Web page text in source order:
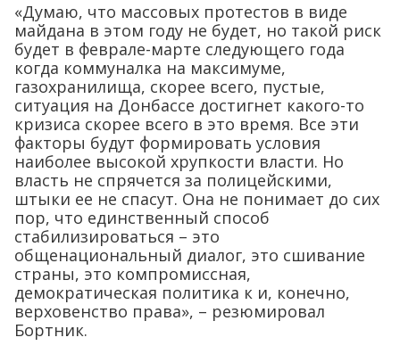
«Думаю, что массовых протестов в виде
майдана в этом году не будет, но такой риск
будет в феврале-марте следующего года
когда коммуналка на максимуме,
газохранилища, скорее всего, пустые,
ситуация на Донбассе достигнет какого-то
кризиса скорее всего в это время. Все эти
факторы будут формировать условия
наиболее высокой хрупкости власти. Но
власть не спрячется за полицейскими,
штыки ее не спасут. Она не понимает до сих
пор, что единственный способ
стабилизироваться – это
общенациональный диалог, это сшивание
страны, это компромиссная,
демократическая политика к и, конечно,
верховенство права», – резюмировал
Бортник.